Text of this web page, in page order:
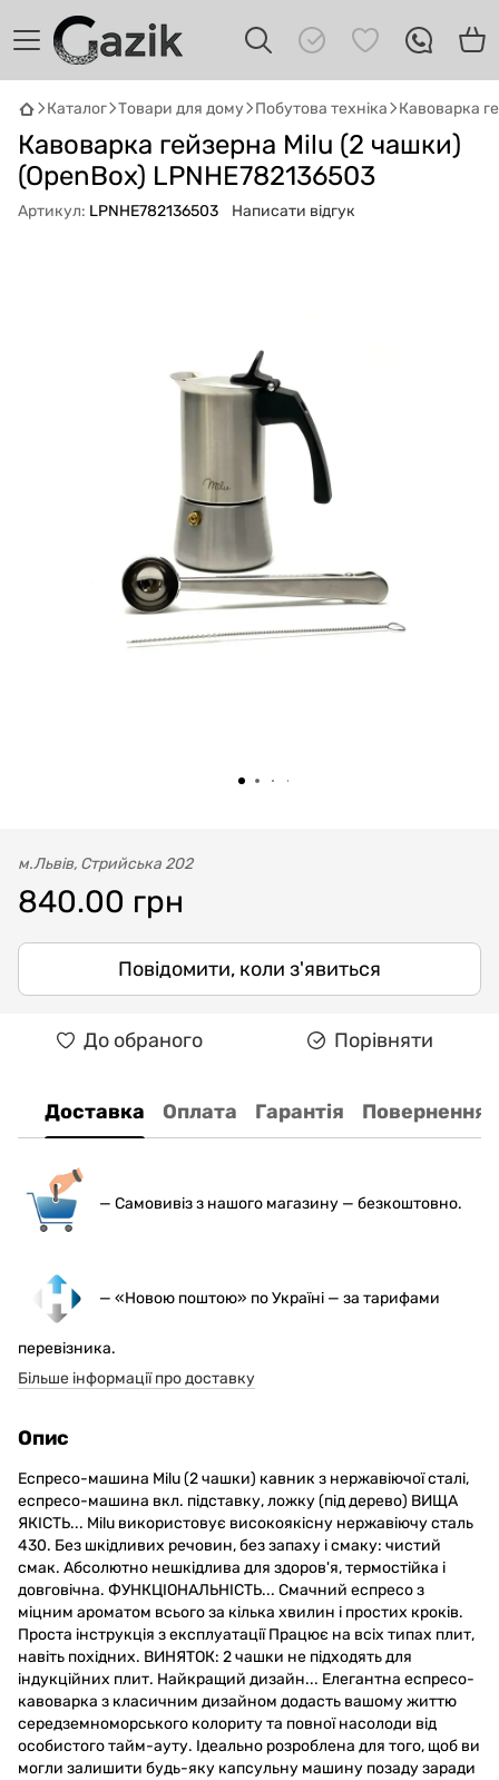
Каталог Товари для дому Побутова техніка Кавоварка
Кавоварка гейзерна Milu (2 чашки)
(OpenBox) LPNHE782136503
Артикул: LPNHE782136503 Написати відгук
м.Львів, Стрийська 202
840.00 грн
Повідомити, коли з'явиться
До обраного Порівняти
Доставка Оплата Гарантія Повернення
— Самовивіз з нашого магазину — безкоштовно.
— «Новою поштою» по Україні — за тарифами
перевізника.
Більше інформації про доставку
Опис
Еспресо-машина Milu (2 чашки) кавник з нержавіючої сталі,
еспресо-машина вкл. підставку, ложку (під дерево) ВИЩА
ЯКІСТЬ... Milu використовує високоякісну нержавіючу сталь
430. Без шкідливих речовин, без запаху і смаку: чистий
смак. Абсолютно нешкідлива для здоров'я, термостійка і
довговічна. ФУНКЦІОНАЛЬНІСТЬ... Смачний еспресо з
міцним ароматом всього за кілька хвилин і простих кроків.
Проста інструкція з експлуатації Працює на всіх типах плит,
навіть похідних. ВИНЯТОК: 2 чашки не підходять для
індукційних плит. Найкращий дизайн... Елегантна еспресо-
кавоварка з класичним дизайном додасть вашому життю
середземноморського колориту та повної насолоди від
особистого тайм-ауту. Ідеально розроблена для того, щоб ви
могли залишити будь-яку капсульну машину позаду заради
Онлайн · пошук техніки
Привіт! 👋 Я Gazik AI — допоможу